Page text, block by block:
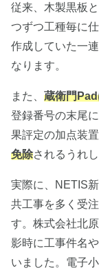
従来、木製黒板
つずつ工種毎に
作成していた一
なります。
また、 蔵衛門
登録番号の末尾
果評定の加点装
免除されるうれ
実際に、NETIS
共工事を多く受
す。株式会社北
影時に工事件名
いました。電子